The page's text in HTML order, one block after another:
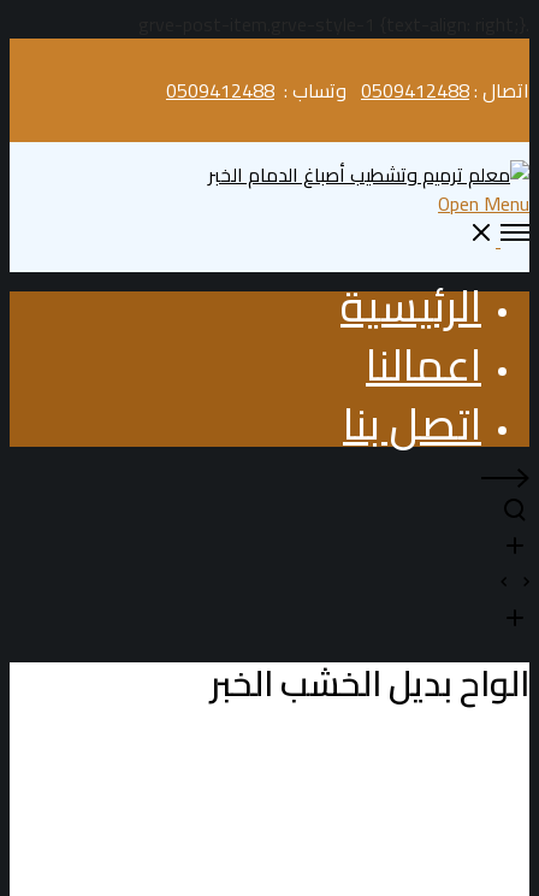
اتصال :0509412488 وتساب : 0509412488
Open Menu
الرئيسية
اعمالنا
اتصل بنا
الواح بديل الخشب الخبر